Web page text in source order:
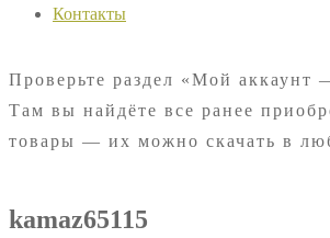
Контакты
Проверьте раздел «Мой аккаунт
Там вы найдёте все ранее
товары — их можно скачать в
kamaz65115